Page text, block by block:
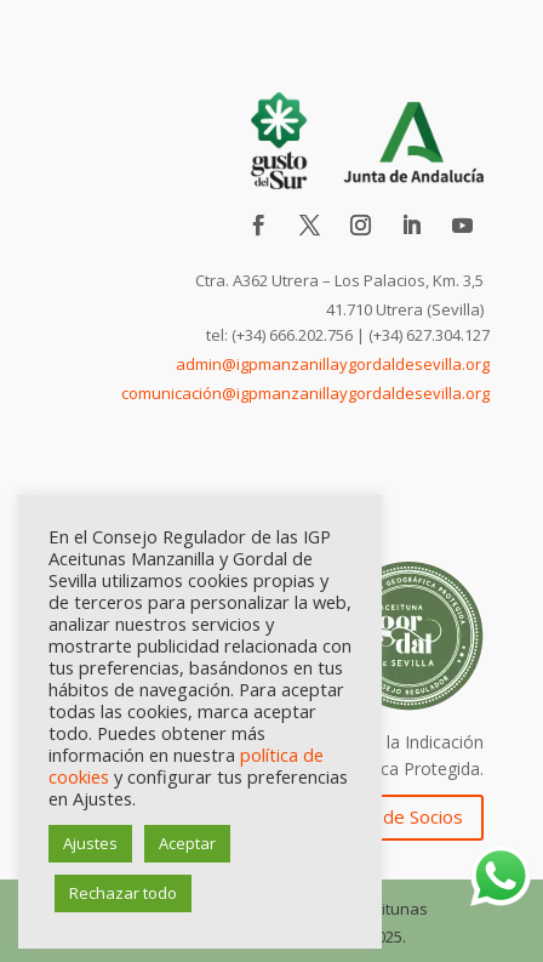
Ctra. A362 Utrera – Los Palacios, Km. 3,5
41.710 Utrera (Sevilla)
tel: (+34) 666.202.756 | (+34) 627.304.127
admin@igpmanzanillaygordaldesevilla.org
comunicación@igpmanzanillaygordaldesevilla.org
Calidad certificada por Origen. Sellos de la Indicación
Geográfica Protegida.
Zona de Socios
© Consejo Regulador de las IGP Aceitunas
Manzanilla y Gordal de Sevilla, 2025.
En el Consejo Regulador de las IGP
Aceitunas Manzanilla y Gordal de
Sevilla utilizamos cookies propias y
de terceros para personalizar la web,
analizar nuestros servicios y
mostrarte publicidad relacionada con
tus preferencias, basándonos en tus
hábitos de navegación. Para aceptar
todas las cookies, marca aceptar
todo. Puedes obtener más
información en nuestra política de
cookies y configurar tus preferencias
en Ajustes.
Ajustes Aceptar
Rechazar todo